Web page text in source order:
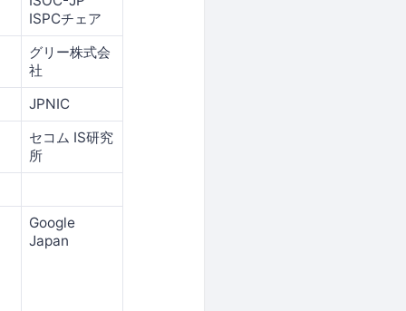
ISPCチェア
グリー株式会
社
JPNIC
セコム IS研究
所
Google
Japan